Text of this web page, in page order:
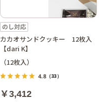
カカオサンドクッキー 12枚入
【dari K】
（12枚入）
4.8（33）
￥3,412